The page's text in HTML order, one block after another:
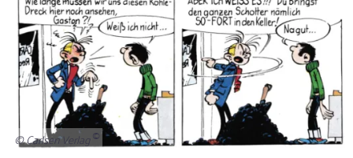
© Carlsen Verlag